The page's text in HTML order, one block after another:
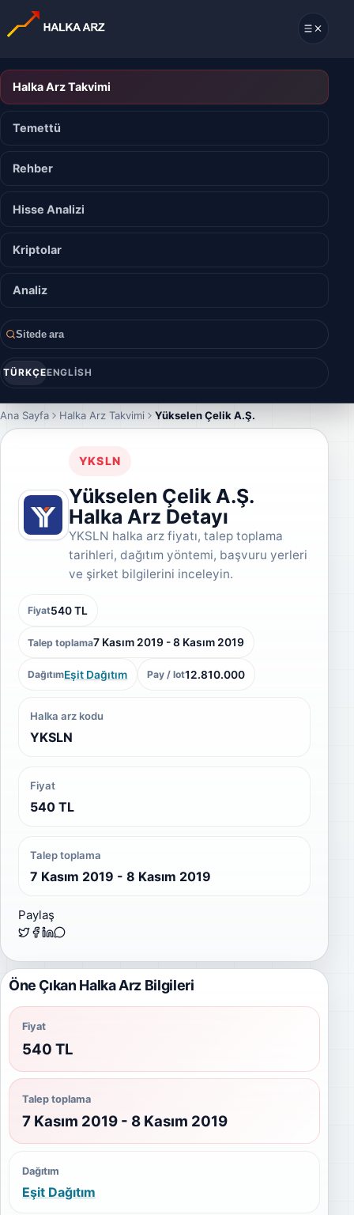
Halka Arz Takvimi
Temettü
Rehber
Hisse Analizi
Kriptolar
Analiz
Sitede ara
TÜRKÇEENGLISH
Ana Sayfa Halka Arz Takvimi Yükselen Çelik A.Ş.
YKSLN
Yükselen Çelik A.Ş.
Halka Arz Detayı
YKSLN halka arz fiyatı, talep toplama
tarihleri, dağıtım yöntemi, başvuru yerleri
ve şirket bilgilerini inceleyin.
Fiyat540 TL
Talep toplama7 Kasım 2019 - 8 Kasım 2019
DağıtımEşit Dağıtım Pay / lot12.810.000
Halka arz kodu
YKSLN
Fiyat
540 TL
Talep toplama
7 Kasım 2019 - 8 Kasım 2019
Paylaş
Öne Çıkan Halka Arz Bilgileri
Fiyat
540 TL
Talep toplama
7 Kasım 2019 - 8 Kasım 2019
Dağıtım
Eşit Dağıtım